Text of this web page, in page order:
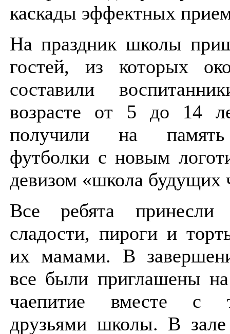
каскады эффектных
На праздник школы
гостей, из которых
составили
возрасте от 5 до 14
получили на
футболки с новым
девизом «школа будущих
Все ребята принесли
сладости, пироги и
их мамами. В
все были приглашены на
чаепитие вместе с
друзьями школы. В